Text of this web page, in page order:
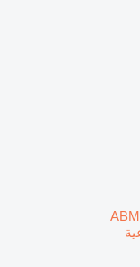
محرك كهربائي ABM